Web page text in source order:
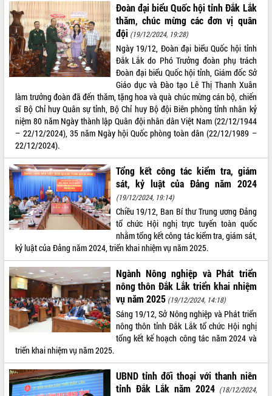
Hôm nay:
23903
Tất cả: 66069226
Đoàn đại biểu Quốc hội tỉnh Đắk Lắk
thăm, chúc mừng các đơn vị quân
đội (19/12/2024, 19:28)
Ngày 19/12, Đoàn đại biểu Quốc hội tỉnh
Đắk Lắk do Phó Trưởng đoàn phụ trách
Đoàn đại biểu Quốc hội tỉnh, Giám đốc Sở
Giáo dục và Đào tạo Lê Thị Thanh Xuân
làm trưởng đoàn đã đến thăm, tặng hoa và quà chúc mừng cán bộ, chiến
sĩ Bộ Chỉ huy Quân sự tỉnh, Bộ Chỉ huy Bộ đội Biên phòng tỉnh nhân kỷ
niệm 80 năm Ngày thành lập Quân đội nhân dân Việt Nam (22/12/1944
– 22/12/2024), 35 năm Ngày hội Quốc phòng toàn dân (22/12/1989 –
22/12/2024).
Tổng kết công tác kiểm tra, giám
sát, kỷ luật của Đảng năm 2024
(19/12/2024, 19:14)
Chiều 19/12, Ban Bí thư Trung ương Đảng
tổ chức Hội nghị trực tuyến toàn quốc
nhằm tổng kết công tác kiểm tra, giám sát,
kỷ luật của Đảng năm 2024, triển khai nhiệm vụ năm 2025.
Ngành Nông nghiệp và Phát triển
nông thôn Đắk Lắk triển khai nhiệm
vụ năm 2025 (19/12/2024, 14:18)
Sáng 19/12, Sở Nông nghiệp và Phát triển
nông thôn tỉnh Đắk Lắk tổ chức Hội nghị
tổng kết kế hoạch công tác năm 2024 và
triển khai nhiệm vụ năm 2025.
UBND tỉnh đối thoại với thanh niên
tỉnh Đắk Lắk năm 2024 (18/12/2024,